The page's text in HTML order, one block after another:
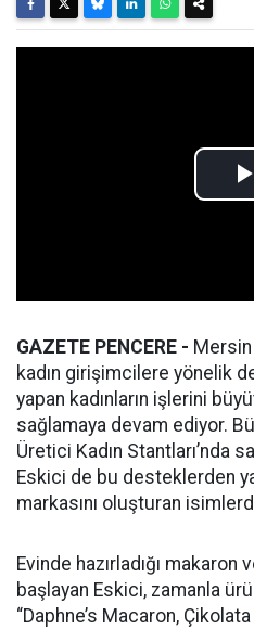
GAZETE PENCERE -
kadın girişimcilere yönelik
yapan kadınların işlerini
sağlamaya devam ediyor.
Üretici Kadın Stantları’nda
Eskici de bu desteklerden
markasını oluşturan
Evinde hazırladığı
başlayan Eskici, zamanla
“Daphne’s Macaron,